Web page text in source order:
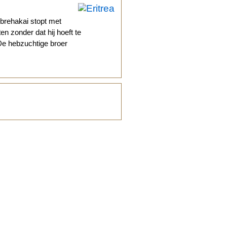
stopt met
zonder dat hij hoeft te
hebzuchtige broer